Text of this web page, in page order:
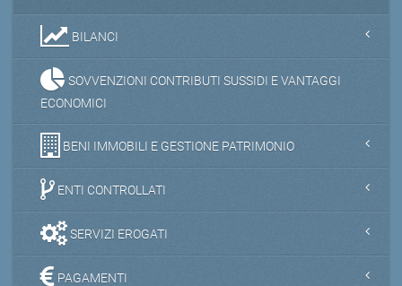
BILANCI
SOVVENZIONI CONTRIBUTI SUSSIDI E VANTAGGI
ECONOMICI
BENI IMMOBILI E GESTIONE PATRIMONIO
ENTI CONTROLLATI
SERVIZI EROGATI
PAGAMENTI